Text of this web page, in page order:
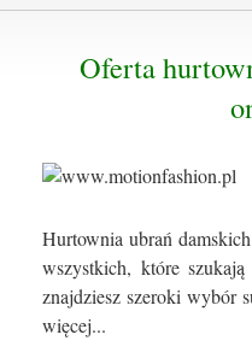
Oferta hurtowni ubrań damskich
Hurtownia ubrań
wszystkich, które
znajdziesz szeroki wybór
więcej...